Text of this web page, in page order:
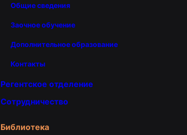
Общие сведения
Заочное обучение
Дополнительное образование
Контакты
Регентское отделение
Сотрудничество
Библиотека